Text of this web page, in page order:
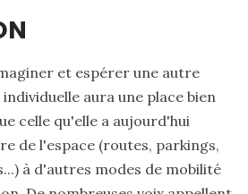
et espérer une autre
aura une place bien
celle qu'elle a aujourd'hui
de l'espace (routes, parkings,
à d'autres modes de mobilité
nos contenussans ce popup.
& continuer